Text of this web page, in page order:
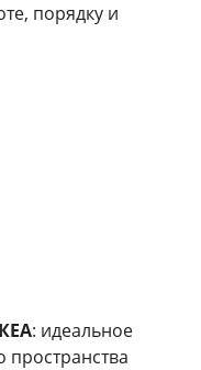
порядку и
: идеальное